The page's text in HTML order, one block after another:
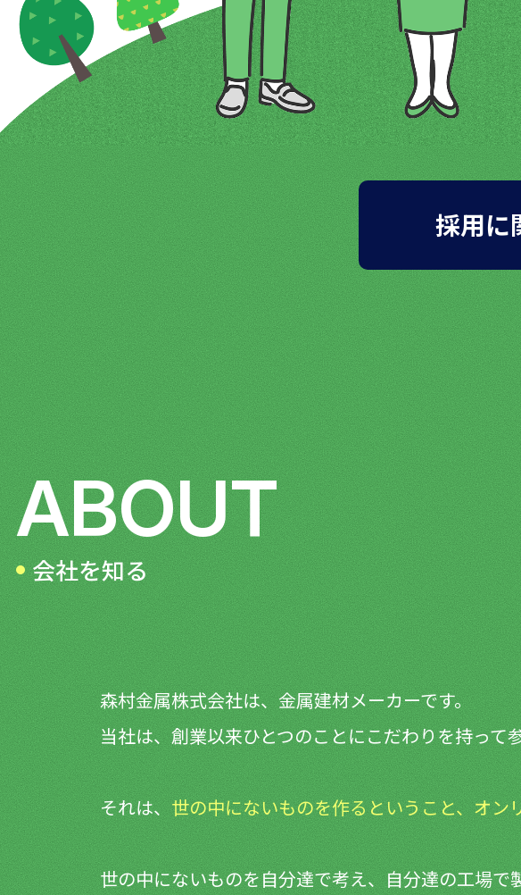
採用に
ABOUT
会社を知る
森村金属株式会社は、金属建材メーカーです。
当社は、創業以来ひとつのことにこだわりを持って
それは、世の中にないものを作るということ、オ
世の中にないものを自分達で考え、自分達の工場